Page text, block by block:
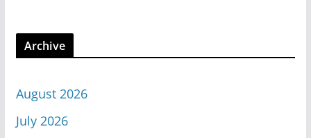
Archive
August 2026
July 2026